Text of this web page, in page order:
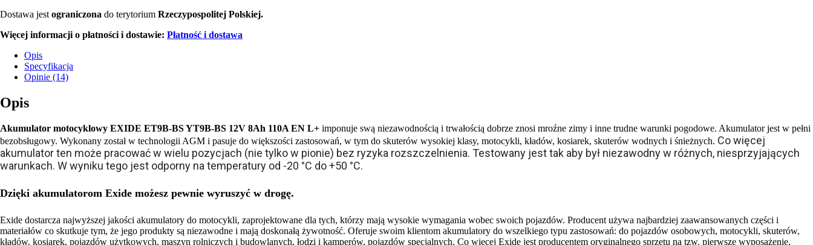
Dostawa jest ograniczona do terytorium Rzeczypospolitej Polskiej.
Więcej informacji o płatności i dostawie: Płatność i dostawa
Opis
Specyfikacja
Opinie (14)
Opis
Akumulator motocyklowy EXIDE ET9B-BS YT9B-BS 12V 8Ah 110A EN L+ imponuje swą niezawodnością i trwałością dobrze znosi mroźne zimy i inne trudne warunki pogodowe. Akumulator jest w pełni
bezobsługowy. Wykonany został w technologii AGM i pasuje do większości zastosowań, w tym do skuterów wysokiej klasy, motocykli, kładów, kosiarek, skuterów wodnych i śnieżnych. Co więcej
akumulator ten może pracować w wielu pozycjach (nie tylko w pionie) bez ryzyka rozszczelnienia. Testowany jest tak aby był niezawodny w różnych, niesprzyjających
warunkach. W wyniku tego jest odporny na temperatury od -20 °C do +50 °C.
Dzięki akumulatorom Exide możesz pewnie wyruszyć w drogę.
Exide dostarcza najwyższej jakości akumulatory do motocykli, zaprojektowane dla tych, którzy mają wysokie wymagania wobec swoich pojazdów. Producent używa najbardziej zaawansowanych części i
materiałów co skutkuje tym, że jego produkty są niezawodne i mają doskonałą żywotność. Oferuje swoim klientom akumulatory do wszelkiego typu zastosowań: do pojazdów osobowych, motocykli, skuterów,
kładów, kosiarek, pojazdów użytkowych, maszyn rolniczych i budowlanych, łodzi i kamperów, pojazdów specjalnych. Co więcej Exide jest producentem oryginalnego sprzętu na tzw. pierwsze wyposażenie,